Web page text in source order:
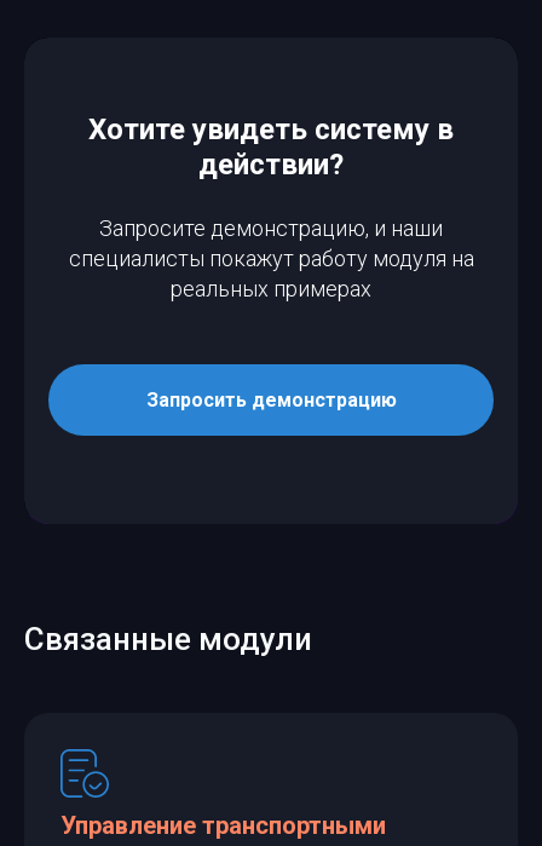
Хотите увидеть систему в
действии?
Запросите демонстрацию, и наши
специалисты покажут работу модуля на
реальных примерах
Запросить демонстрацию
Связанные модули
Управление транспортными